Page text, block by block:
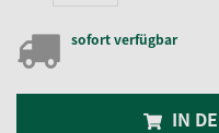
sofort verfügbar
IN